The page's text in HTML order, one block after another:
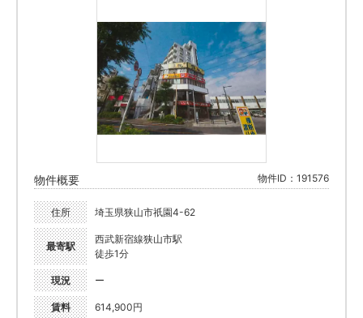
物件概要 物件ID：191576
住所 埼玉県狭山市祇園4-62
最寄駅
西武新宿線狭山市駅
徒歩1分
現況 ー
賃料 614,900円